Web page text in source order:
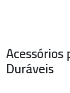
Duráveis